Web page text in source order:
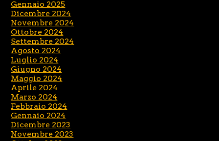
Gennaio 2025
Dicembre 2024
Novembre 2024
Ottobre 2024
Settembre 2024
Agosto 2024
Luglio 2024
Giugno 2024
Maggio 2024
Aprile 2024
Marzo 2024
Febbraio 2024
Gennaio 2024
Dicembre 2023
Novembre 2023